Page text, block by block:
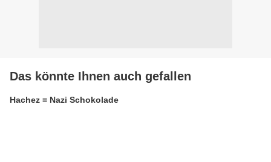
Das könnte Ihnen auch gefallen
Hachez = Nazi Schokolade